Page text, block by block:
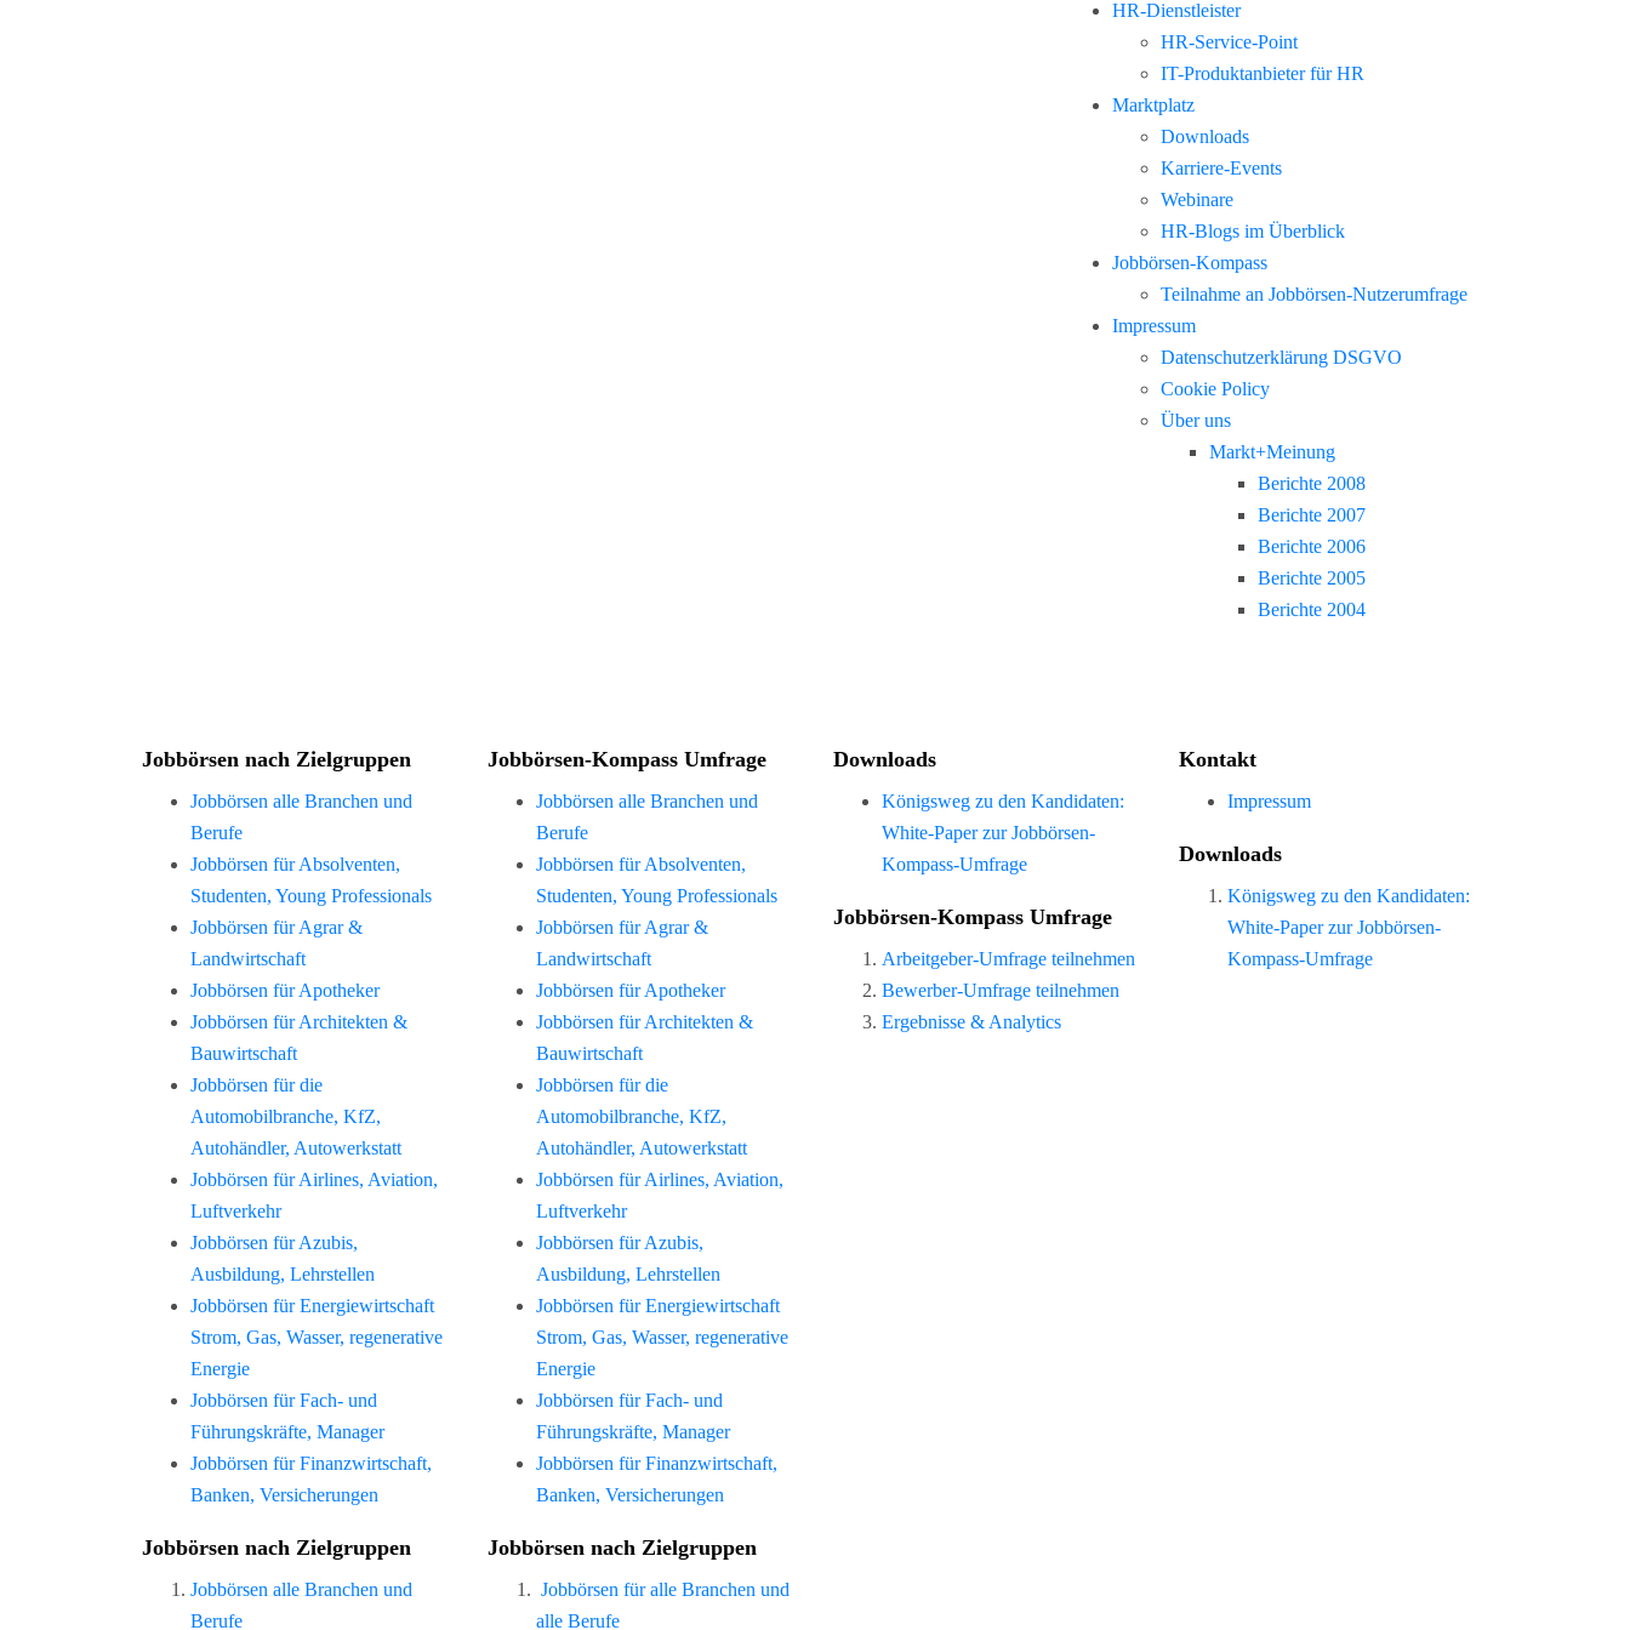
HR-Dienstleister
HR-Service-Point
IT-Produktanbieter für HR
Marktplatz
Downloads
Karriere-Events
Webinare
HR-Blogs im Überblick
Jobbörsen-Kompass
Teilnahme an Jobbörsen-Nutzerumfrage
Impressum
Datenschutzerklärung DSGVO
Cookie Policy
Über uns
Markt+Meinung
Berichte 2008
Berichte 2007
Berichte 2006
Berichte 2005
Berichte 2004
Jobbörsen nach Zielgruppen
Jobbörsen alle Branchen und
Berufe
Jobbörsen für Absolventen,
Studenten, Young Professionals
Jobbörsen für Agrar &
Landwirtschaft
Jobbörsen für Apotheker
Jobbörsen für Architekten &
Bauwirtschaft
Jobbörsen für die
Automobilbranche, KfZ,
Autohändler, Autowerkstatt
Jobbörsen für Airlines, Aviation,
Luftverkehr
Jobbörsen für Azubis,
Ausbildung, Lehrstellen
Jobbörsen für Energiewirtschaft
Strom, Gas, Wasser, regenerative
Energie
Jobbörsen für Fach- und
Führungskräfte, Manager
Jobbörsen für Finanzwirtschaft,
Banken, Versicherungen
Jobbörsen nach Zielgruppen
Jobbörsen alle Branchen und
Berufe
Jobbörsen-Kompass Umfrage
Jobbörsen alle Branchen und
Berufe
Jobbörsen für Absolventen,
Studenten, Young Professionals
Jobbörsen für Agrar &
Landwirtschaft
Jobbörsen für Apotheker
Jobbörsen für Architekten &
Bauwirtschaft
Jobbörsen für die
Automobilbranche, KfZ,
Autohändler, Autowerkstatt
Jobbörsen für Airlines, Aviation,
Luftverkehr
Jobbörsen für Azubis,
Ausbildung, Lehrstellen
Jobbörsen für Energiewirtschaft
Strom, Gas, Wasser, regenerative
Energie
Jobbörsen für Fach- und
Führungskräfte, Manager
Jobbörsen für Finanzwirtschaft,
Banken, Versicherungen
Jobbörsen nach Zielgruppen
Jobbörsen für alle Branchen und
alle Berufe
Downloads
Königsweg zu den Kandidaten:
White-Paper zur Jobbörsen-
Kompass-Umfrage
Jobbörsen-Kompass Umfrage
Arbeitgeber-Umfrage teilnehmen
Bewerber-Umfrage teilnehmen
Ergebnisse & Analytics
Kontakt
Impressum
Downloads
Königsweg zu den Kandidaten:
White-Paper zur Jobbörsen-
Kompass-Umfrage